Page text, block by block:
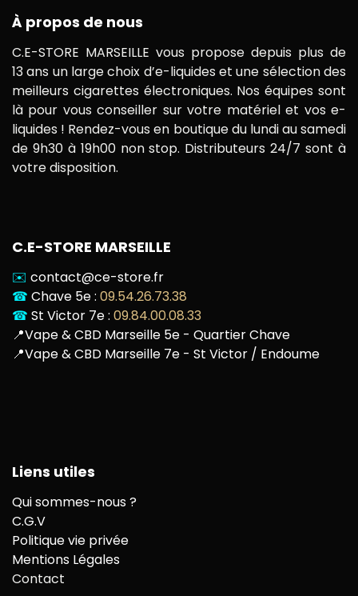
À propos de nous
C.E-STORE MARSEILLE vous propose depuis plus de
13 ans un large choix d’e-liquides et une sélection des
meilleurs cigarettes électroniques. Nos équipes sont
là pour vous conseiller sur votre matériel et vos e-
liquides ! Rendez-vous en boutique du lundi au samedi
de 9h30 à 19h00 non stop. Distributeurs 24/7 sont à
votre disposition.
C.E-STORE MARSEILLE
✉️ contact@ce-store.fr
☎ Chave 5e : 09.54.26.73.38
☎ St Victor 7e : 09.84.00.08.33
📍Vape & CBD Marseille 5e - Quartier Chave
📍Vape & CBD Marseille 7e - St Victor / Endoume
Liens utiles
Qui sommes-nous ?
C.G.V
Politique vie privée
Mentions Légales
Contact